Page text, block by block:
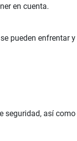
en cuenta.
pueden enfrentar
seguridad, así